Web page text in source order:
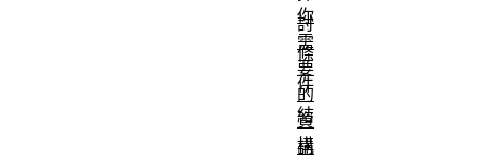
討
條
件
結
構
你
需
要
的
資
訊